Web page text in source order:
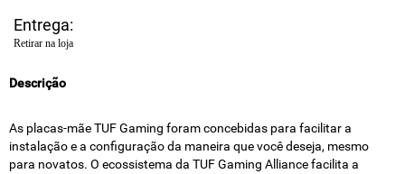
Entrega:
Retirar na loja
Descrição
As placas-mãe TUF Gaming foram concebidas para facilitar a
instalação e a configuração da maneira que você deseja, mesmo
para novatos. O ecossistema da TUF Gaming Alliance facilita a